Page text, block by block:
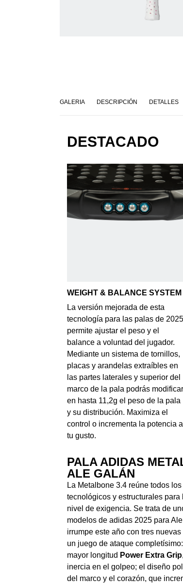
GALERIA DESCRIPCIÓN DETALLES
DESTACADO
WEIGHT & BALANCE SYSTEM
La versión mejorada de esta
tecnología para las palas de 2025
permite ajustar el peso y el
balance a voluntad del jugador.
Mediante un sistema de tornillos,
placas y arandelas extraíbles en
las partes laterales y superior del
marco de la pala podrás modificar
en hasta 11,2g el peso de la pala
y su distribución. Maximiza el
control o incrementa la potencia a
tu gusto.
PALA ADIDAS
ALE GALÁN
La Metalbone 3.4 reúne todos
tecnológicos y estructurales para
nivel de exigencia. Se trata de
modelos de adidas 2025 para
irrumpe este año con tres
un juego de ataque
mayor longitud Power Extra Grip
inercia en el golpeo; el diseño
del marco y el corazón, que